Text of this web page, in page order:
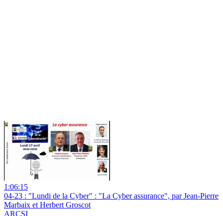
1:06:15
04-23 : "Lundi de la Cyber" : "La Cyber assurance", par Jean-Pierre
Marbaix et Herbert Groscot
ARCSI